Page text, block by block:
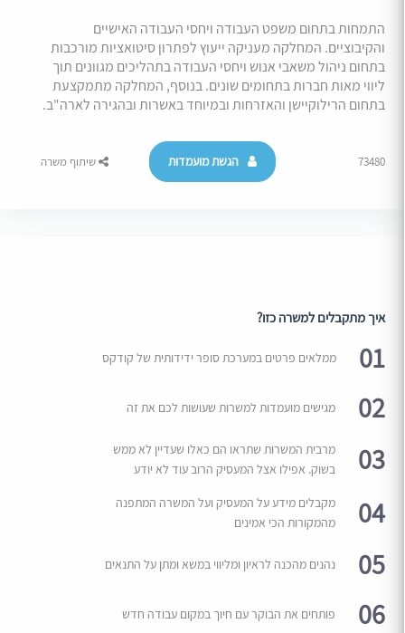
התמחות בתחום משפט העבודה ויחסי העבודה האישיים
והקיבוציים. המחלקה מעניקה ייעוץ לפתרון סיטואציות מורכבות
בתחום ניהול משאבי אנוש ויחסי העבודה בתהליכים מגוונים תוך
ליווי מאות חברות בתחומים שונים. בנוסף, המחלקה מתמקצעת
בתחום הרילוקיישן והאזרחות ובמיוחד באשרות ובהגירה לארה"ב.
73480 הגשת מועמדות שיתוף משרה
איך מתקבלים למשרה כזו?
01 ממלאים פרטים במערכת סופר ידידותית של קודקס
02 מגישים מועמדות למשרות שעושות לכם את זה
03
מרבית המשרות שתראו הם כאלו שעדיין לא ממש
בשוק. אפילו אצל המעסיק הרוב עוד לא יודע
04
מקבלים מידע על המעסיק ועל המשרה המתפנה
מהמקורות הכי אמינים
05 נהנים מהכנה לראיון ומליווי במשא ומתן על התנאים
06 פותחים את הבוקר עם חיוך במקום עבודה חדש